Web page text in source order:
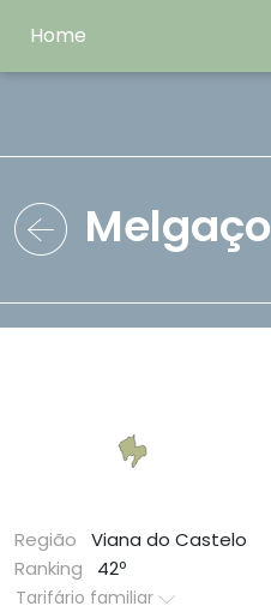
Home
Melgaço
Região
Viana do Castelo
Ranking
42º
Tarifário familiar